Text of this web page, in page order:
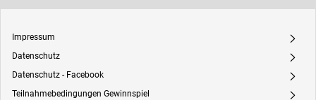
Impressum A
Datenschutz A
Datenschutz - Facebook A
Teilnahmebedingungen Gewinnspiel A